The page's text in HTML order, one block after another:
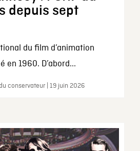
depuis sept
du film d’animation
en 1960. D’abord...
conservateur | 19 juin 2026